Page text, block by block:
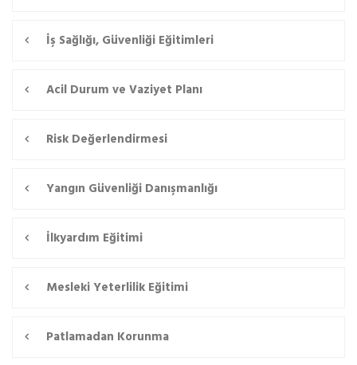
İş Sağlığı, Güvenliği Eğitimleri
Acil Durum ve Vaziyet Planı
Risk Değerlendirmesi
Yangın Güvenliği Danışmanlığı
İlkyardım Eğitimi
Mesleki Yeterlilik Eğitimi
Patlamadan Korunma